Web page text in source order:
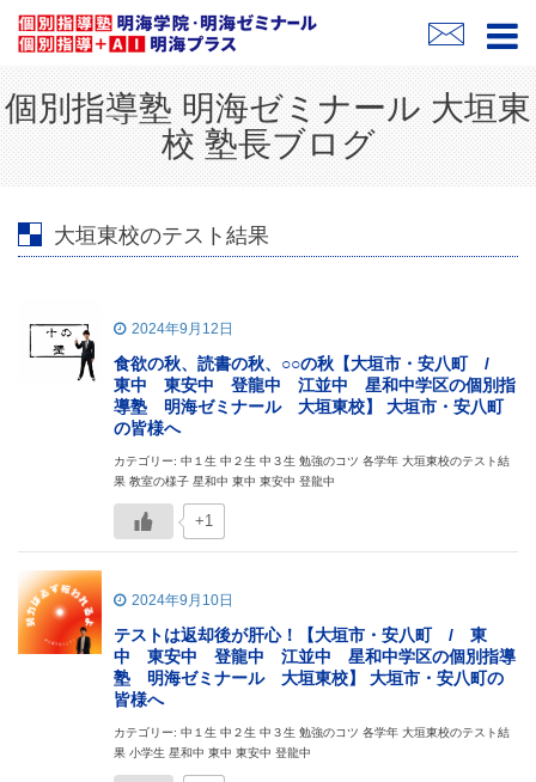
個別指導塾 明海ゼミナール 大垣東
校 塾長ブログ
大垣東校のテスト結果
2024年9月12日
食欲の秋、読書の秋、○○の秋【大垣市・安八町 /
東中 東安中 登龍中 江並中 星和中学区の個別指
導塾 明海ゼミナール 大垣東校】 大垣市・安八町
の皆様へ
カテゴリー: 中１生 中２生 中３生 勉強のコツ 各学年 大垣東校のテスト結
果 教室の様子 星和中 東中 東安中 登龍中
+1
2024年9月10日
テストは返却後が肝心！【大垣市・安八町 / 東
中 東安中 登龍中 江並中 星和中学区の個別指導
塾 明海ゼミナール 大垣東校】 大垣市・安八町の
皆様へ
カテゴリー: 中１生 中２生 中３生 勉強のコツ 各学年 大垣東校のテスト結
果 小学生 星和中 東中 東安中 登龍中